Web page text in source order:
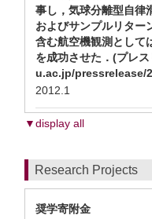
事し，気球分離型自律
およびサンプルリター
含む航空機観測として
を成功させた．(プレ
u.ac.jp/pressrelease/
2012.1
▼display all
Research Projects
奨学寄附金